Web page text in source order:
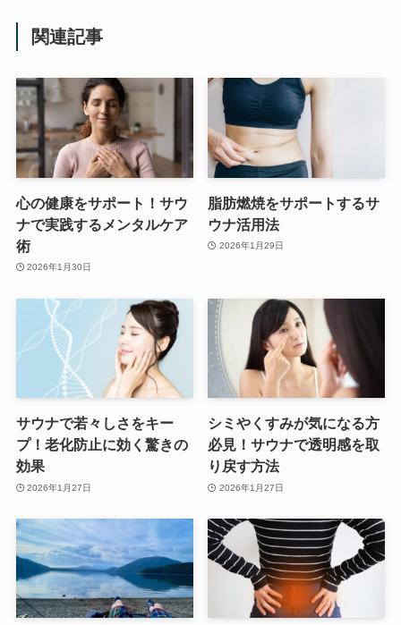
関連記事
心の健康をサポート！サウ
ナで実践するメンタルケア
術
2026年1月30日
脂肪燃焼をサポートするサ
ウナ活用法
2026年1月29日
サウナで若々しさをキー
プ！老化防止に効く驚きの
効果
2026年1月27日
シミやくすみが気になる方
必見！サウナで透明感を取
り戻す方法
2026年1月27日